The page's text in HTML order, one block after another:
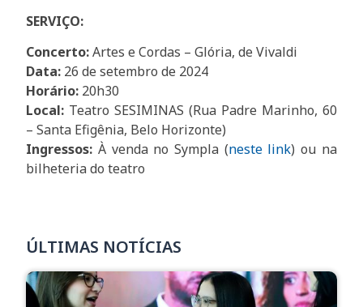
SERVIÇO:
Concerto:Artes e Cordas – Glória, de Vivaldi
Data: 26 de setembro de 2024
Horário: 20h30
Local: Teatro SESIMINAS (Rua Padre Marinho, 60
– Santa Efigênia, Belo Horizonte)
Ingressos: À venda no Sympla (neste link) ou na
bilheteria do teatro
ÚLTIMAS NOTÍCIAS